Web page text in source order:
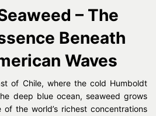
– The
Beneath
Waves
of Chile, where the cold Humboldt
deep blue ocean, seaweed grows
of the world’s richest concentrations